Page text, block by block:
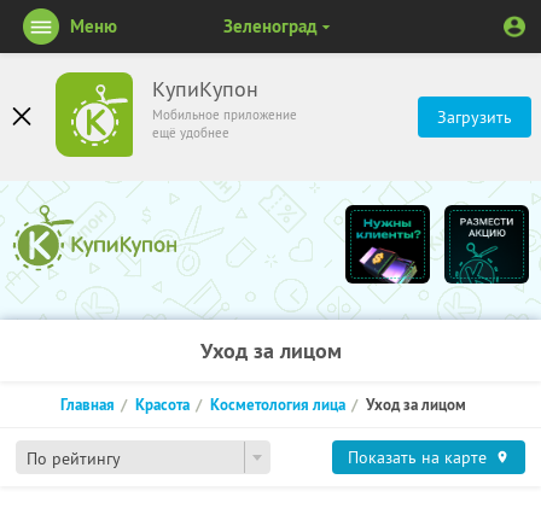
КупиКупон
Мобильное приложение
ещё удобнее
Загрузить
Меню Зеленоград
Уход за лицом
По рейтингу
Главная Красота Косметология лица Уход за лицом
Показать на карте